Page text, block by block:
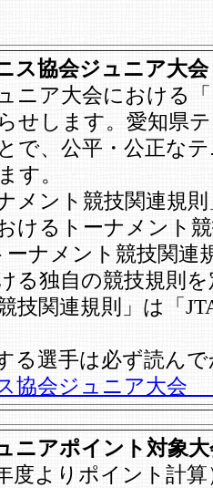
ニス協会ジュニア大
ニア大会における
せします。愛知県
で、公平・公正な
す。
メント競技関連規
けるトーナメント
ーナメント競技関
る独自の競技規則
技関連規則」は「
る選手は必ず読ん
協会ジュニア大会
ニアポイント対象
度よりポイント計